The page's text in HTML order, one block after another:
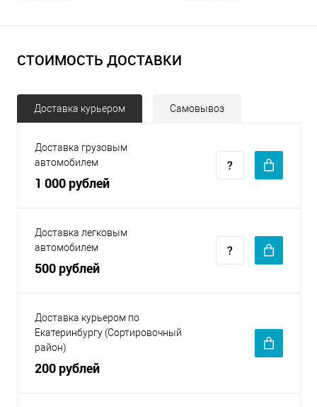
СТОИМОСТЬ ДОСТАВКИ
Доставка курьером Самовывоз
Доставка грузовым
автомобилем
1 000 рублей
Доставка легковым
автомобилем
500 рублей
Доставка курьером по
Екатеринбургу (Сортировочный
район)
200 рублей